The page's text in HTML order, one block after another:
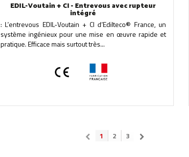
EDIL-Voutain + CI - Entrevous avec rupteur
intégré
: L’entrevous EDIL-Voutain + CI d’Edilteco® France, un
système ingénieux pour une mise en œuvre rapide et
pratique. Efficace mais surtout très...
1 2 3